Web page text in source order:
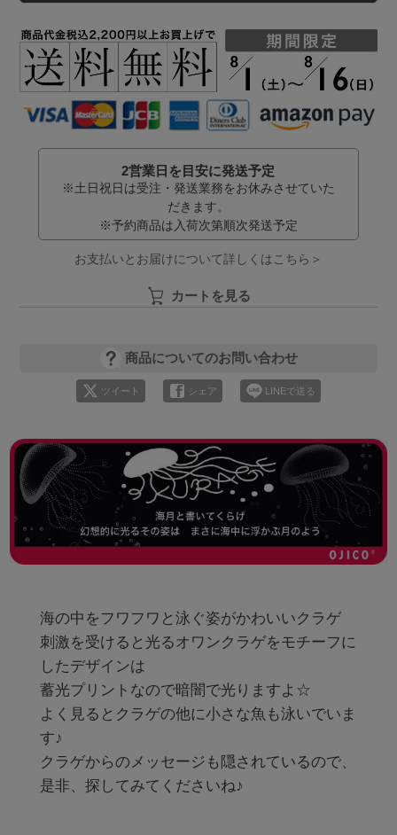
2営業日を目安に発送予定
※土日祝日は受注・発送業務をお休みさせていた
だきます。
※予約商品は入荷次第順次発送予定
お支払いとお届けについて詳しくはこちら＞
カートを見る
商品についてのお問い合わせ
ツイート シェア LINEで送る
海の中をフワフワと泳ぐ姿がかわいいクラゲ
刺激を受けると光るオワンクラゲをモチーフに
したデザインは
蓄光プリントなので暗闇で光りますよ☆
よく見るとクラゲの他に小さな魚も泳いでいま
す♪
クラゲからのメッセージも隠されているので、
是非、探してみてくださいね♪